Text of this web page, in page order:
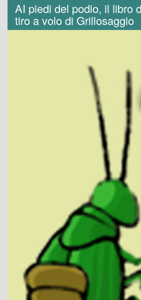
AI piedi del podio, il libro
tiro a volo di Grillosaggio